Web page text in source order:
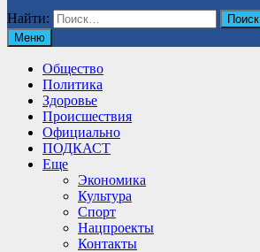
Найти:
Меню
Общество
Политика
Здоровье
Происшествия
Официально
ПОДКАСТ
Еще
Экономика
Культура
Спорт
Нацпроекты
Контакты